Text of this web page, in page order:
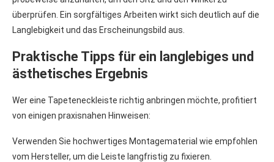
überprüfen. Ein sorgfältiges Arbeiten wirkt sich deutlich auf die
Langlebigkeit und das Erscheinungsbild aus.
Praktische Tipps für ein langlebiges und
ästhetisches Ergebnis
Wer eine Tapeteneckleiste richtig anbringen möchte, profitiert
von einigen praxisnahen Hinweisen:
Verwenden Sie hochwertiges Montagematerial wie empfohlen
vom Hersteller, um die Leiste langfristig zu fixieren.